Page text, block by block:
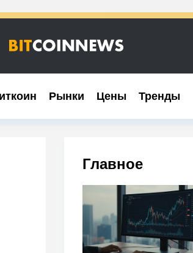
Рынки Цены Тренды
Рынки Цены Тренды
Главное